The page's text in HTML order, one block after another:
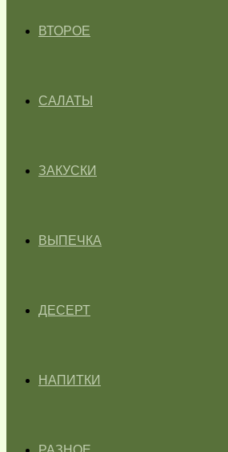
ВТОРОЕ
САЛАТЫ
ЗАКУСКИ
ВЫПЕЧКА
ДЕСЕРТ
НАПИТКИ